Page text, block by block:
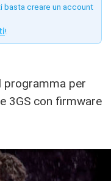
basta creare un account
!
programma per
3GS con firmware